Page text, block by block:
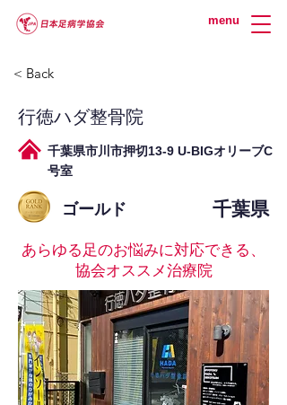
menu
< Back
行徳ハダ整骨院
千葉県市川市押切13-9 U-BIGオリーブC
号室
ゴールド 千葉県
あらゆる足のお悩みに対応できる、
協会オススメ治療院